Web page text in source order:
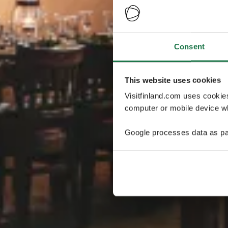
Consent
This website uses cookies
Visitfinland.com uses
computer or mobile device
Google processes data as